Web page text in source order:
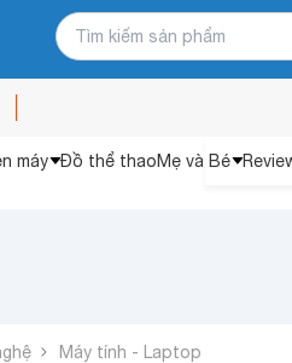
máy Đồ thể thaoMẹ và Bé
Máy tính - Laptop